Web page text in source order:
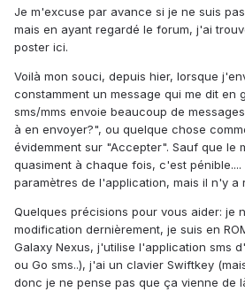
Je m'excuse par avance si je ne suis
mais en ayant regardé le forum, j'ai
poster ici.
Voilà mon souci, depuis hier, lorsque
constamment un message qui me dit en
sms/mms envoie beaucoup de
à en envoyer?", ou quelque chose
évidemment sur "Accepter". Sauf que le
quasiment à chaque fois, c'est
paramètres de l'application, mais il n'y a
Quelques précisions pour vous aider: je
modification dernièrement, je suis en
Galaxy Nexus, j'utilise l'application sms
ou Go sms..), j'ai un clavier Swiftkey
donc je ne pense pas que ça vienne de